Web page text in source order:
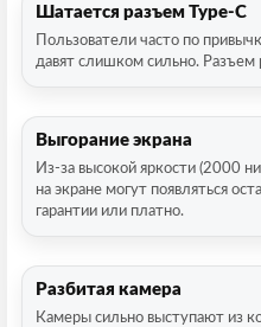
Шатается разъем Type-C
Пользователи часто по
давят слишком сильно. Разъем
Выгорание экрана
Из-за высокой яркости (2000
на экране могут появляться
гарантии или платно.
Разбитая камера
Камеры сильно выступают из